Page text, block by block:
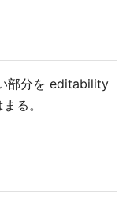
部分を editability
る。